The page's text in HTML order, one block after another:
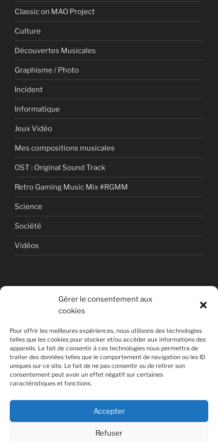
Gérer le consentement aux
cookies
Pour offrir les meilleures expériences, nous utilisons des technologies
telles que les cookies pour stocker et/ou accéder aux informations des
appareils. Le fait de consentir à ces technologies nous permettra de
traiter des données telles que le comportement de navigation ou les ID
uniques sur ce site. Le fait de ne pas consentir ou de retirer son
consentement peut avoir un effet négatif sur certaines
caractéristiques et fonctions.
Accepter
Refuser
Classic on MAO Project
Culture
Découvertes Musicales
Graphisme / Photo
Incident
Informatique
Jeux Vidéo
Mes compositions musicales
OST : Original Sound Track
Retro Gaming Music Mix #RGMM
Science
Société
Vidéos
© Copyright Quentin PETITEVILLE
France - 2008 - 2025
All Rights Reserved
Non affilié à la SACEM